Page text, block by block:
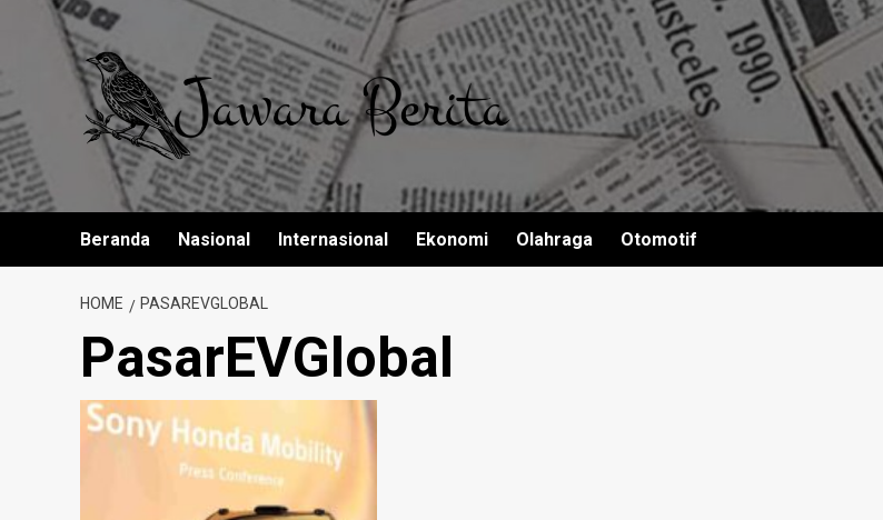
content
Beranda Nasional Internasional Ekonomi Olahraga Otomotif
HOME PASAREVGLOBAL
PasarEVGlobal